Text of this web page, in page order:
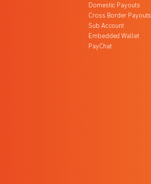
Domestic Payouts
Cross Border Payouts
Sub Account
Embedded Wallet
PayChat